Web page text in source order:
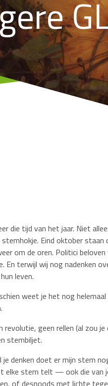
die tijd van het jaar. Niet
Eind oktober staan
om de oren. Politici beloven
En terwijl wij nog nadenken
leven.
weet je het nog
revolutie, geen rellen (al zou
stembiljet.
denken doet er mijn stem
elke stem telt — ook die van
of desnoods met lichte